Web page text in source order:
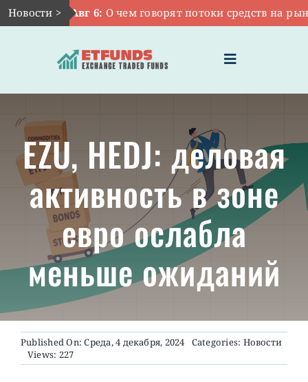
Skip
to
Новости >Авг 6: О чем говорят потоки средств на рынке
Toggle
Navigation
ГЛАВНАЯ
ЧТО ТАКОЕ ETF
ИНВЕСТИЦИИ В ETF
ТЕМАТИЧЕСКИЕ ETF
АКТУАЛЬНЫЕ
О ПРОЕКТЕ
EZU, HEDJ: деловая
активность в зоне
евро ослабла
меньше ожиданий
Published On: Среда, 4 декабря, 2024 Categories: Новости
Views: 227